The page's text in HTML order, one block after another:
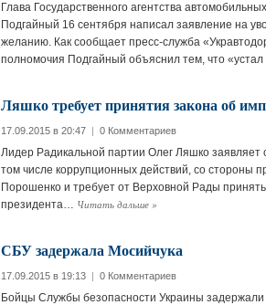
Глава Государственного агентства
Подгайный 16 сентября написал заявление на
желанию. Как сообщает пресс-служба
полномочия Подгайный объяснил тем, что
Ляшко требует принятия закона об
17.09.2015 в 20:47 | 0 Комментариев
Лидер Радикальной партии Олег Ляшко заявляет
том числе коррупционных действий, со стороны
Порошенко и требует от Верховной Рады
президента… Читать дальше »
СБУ задержала Мосийчука
17.09.2015 в 19:13 | 0 Комментариев
Бойцы Службы безопасности Украины задержали